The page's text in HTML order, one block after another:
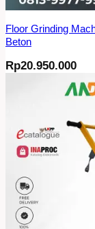
Floor Grinding
Beton
Rp20.950.000